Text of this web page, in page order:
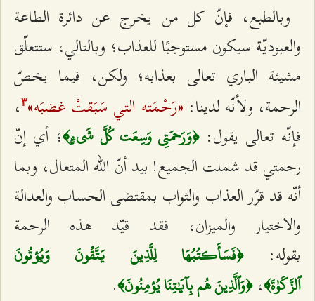
وبالطبع، فإنّ كل من يخرج عن دائرة الطاعة
والعبوديّة سيكون مستوجبًا للعذاب؛ وبالتالي، ستتعلّق
مشيئة الباري تعالى بعذابه؛ ولكن، فيما يخصّ
الرحمة، ولأنّه لدينا: «رَحْمَته التي سَبَقتْ غضبَه»٣،
فإنّه تعالى يقول:﴿وَرَحمَتِي وَسِعَت كُلَّ شَيءٍ﴾؛ أي إنّ
رحمتي قد شملت الجميع! بيد أنّ الله المتعال، وبما
أنّه قد قرّر العذاب والثواب بمقتضى الحساب والعدالة
والاختيار والميزان، فقد قيّد هذه الرحمة
بقوله:﴿فَسَأَكتُبُهَا لِلَّذِينَ يَتَّقُونَ وَيُؤتُونَ
ٱلزَّكَوٰةَ﴾،﴿وَٱلَّذِينَ هُم بِآيَٰتِنَا يُؤمِنُونَ﴾.